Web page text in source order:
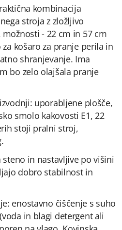
kombinacija
stroja z zložljivo
- 22 cm in 57 cm
košaro za pranje perila in
shranjevanje. Ima
bo zelo olajšala pranje
uporabljene plošče,
smolo kakovosti E1, 22
stoji pralni stroj,
in nastavljive po višini
dobro stabilnost in
enostavno čiščenje s suho
in blagi detergent ali